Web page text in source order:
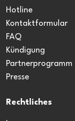
Hotline
Kontaktformular
FAQ
Kündigung
Partnerprogramm
Presse
Rechtliches